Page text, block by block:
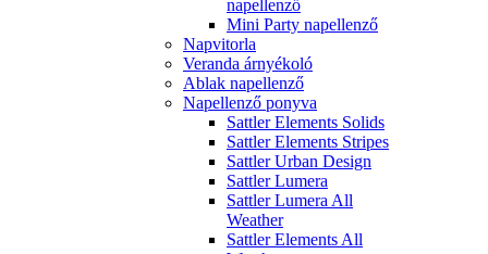
napellenző
Mini Party napellenző
Napvitorla
Veranda árnyékoló
Ablak napellenző
Napellenző ponyva
Sattler Elements Solids
Sattler Elements Stripes
Sattler Urban Design
Sattler Lumera
Sattler Lumera All
Weather
Sattler Elements All